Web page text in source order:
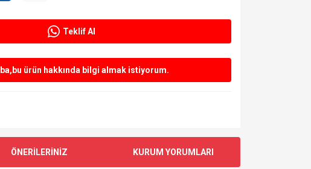
Teklif Al
ürün hakkında bilgi almak istiyorum.
ÖNERİLERİNİZ KURUM YORUMLARI